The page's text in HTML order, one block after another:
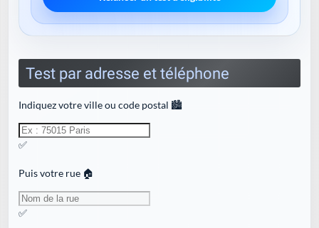
Test par adresse et téléphone
Indiquez votre ville ou code postal 🏙️
✅
Puis votre rue 🏠
✅